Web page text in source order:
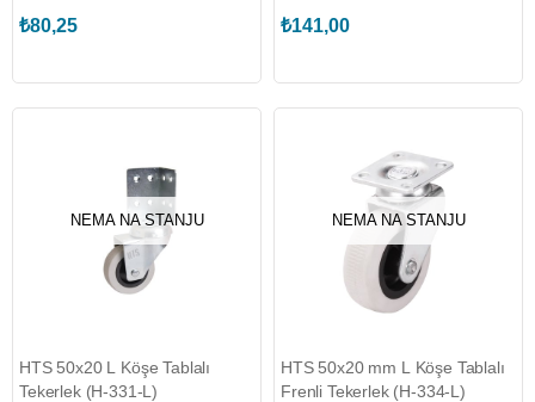
₺80,25 ₺141,00
NEMA NA STANJU
HTS 50x20 L Köşe Tablalı
Tekerlek (H-331-L)
NEMA NA STANJU
HTS 50x20 mm L Köşe Tablalı
Frenli Tekerlek (H-334-L)